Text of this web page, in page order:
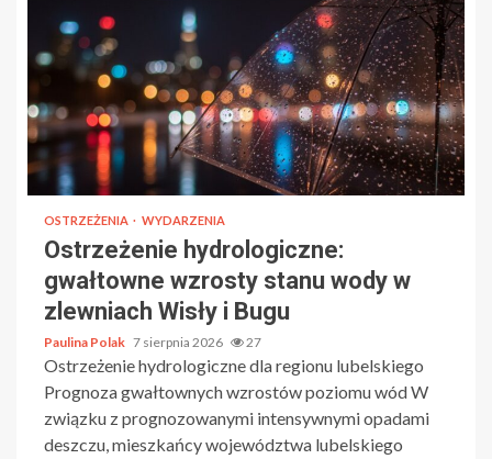
OSTRZEŻENIA WYDARZENIA
Ostrzeżenie hydrologiczne:
gwałtowne wzrosty stanu wody w
zlewniach Wisły i Bugu
Paulina Polak 7 sierpnia 2026 27
Ostrzeżenie hydrologiczne dla regionu lubelskiego
Prognoza gwałtownych wzrostów poziomu wód W
związku z prognozowanymi intensywnymi opadami
deszczu, mieszkańcy województwa lubelskiego